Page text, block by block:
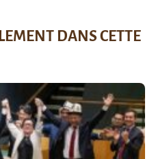
DANS CETTE